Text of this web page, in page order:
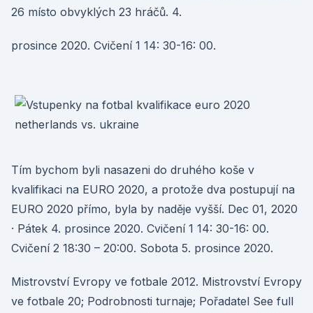
26 místo obvyklých 23 hráčů. 4.
prosince 2020. Cvičení 1 14: 30-16: 00.
Tím bychom byli nasazeni do druhého koše v
kvalifikaci na EURO 2020, a protože dva postupují na
EURO 2020 přímo, byla by naděje vyšší. Dec 01, 2020
· Pátek 4. prosince 2020. Cvičení 1 14: 30-16: 00.
Cvičení 2 18:30 – 20:00. Sobota 5. prosince 2020.
Mistrovství Evropy ve fotbale 2012. Mistrovství Evropy
ve fotbale 20; Podrobnosti turnaje; Pořadatel See full